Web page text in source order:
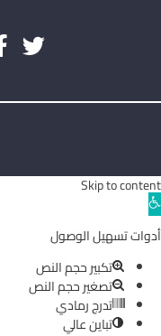
Skip to content
Open
toolbar
أدوات تسهيل الوصول
تكبير حجم النص
تصغير حجم النص
تدرج رمادي
تباين عالي